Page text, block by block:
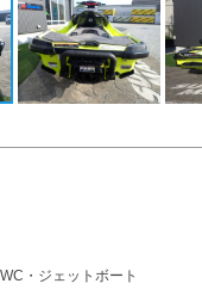
・ジェットボート